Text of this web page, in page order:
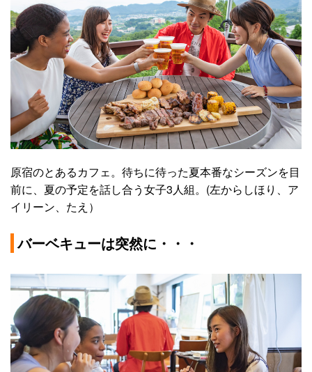
原宿のとあるカフェ。待ちに待った夏本番なシーズンを目
前に、夏の予定を話し合う女子3人組。(左からしほり、ア
イリーン、たえ）
バーベキューは突然に・・・